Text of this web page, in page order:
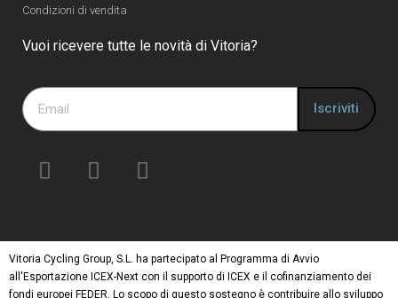
Condizioni di vendita
Vuoi ricevere tutte le novità di Vitoria?
Iscriviti
Vitoria Cycling Group, S.L. ha partecipato al Programma di Avvio
all'Esportazione ICEX-Next con il supporto di ICEX e il cofinanziamento dei
fondi europei FEDER. Lo scopo di questo sostegno è contribuire allo sviluppo